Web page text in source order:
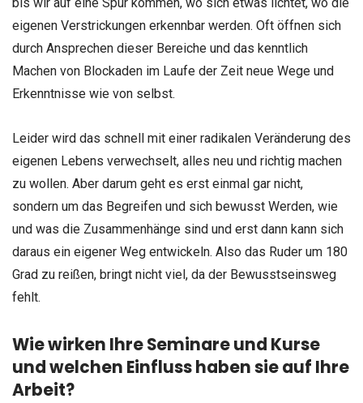
eigenen Verstrickungen erkennbar werden. Oft öffnen sich
durch Ansprechen dieser Bereiche und das kenntlich
Machen von Blockaden im Laufe der Zeit neue Wege und
Erkenntnisse wie von selbst.
Leider wird das schnell mit einer radikalen Veränderung des
eigenen Lebens verwechselt, alles neu und richtig machen
zu wollen. Aber darum geht es erst einmal gar nicht,
sondern um das Begreifen und sich bewusst Werden, wie
und was die Zusammenhänge sind und erst dann kann sich
daraus ein eigener Weg entwickeln. Also das Ruder um 180
Grad zu reißen, bringt nicht viel, da der Bewusstseinsweg
fehlt.
Wie wirken Ihre Seminare und Kurse
und welchen Einfluss haben sie auf Ihre
Arbeit?